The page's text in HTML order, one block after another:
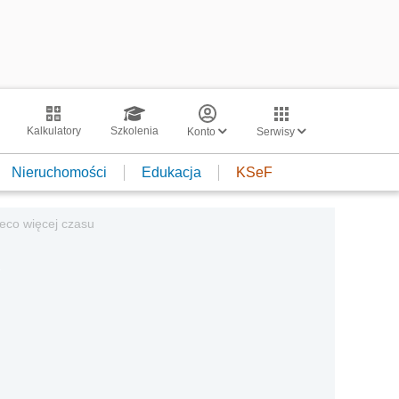
Kalkulatory Szkolenia Konto Serwisy
Nieruchomości Edukacja KSeF
więcej czasu